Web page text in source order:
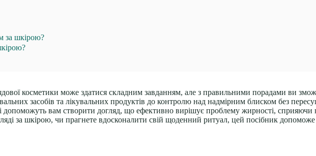
за шкірою?
косметики може здатися складним завданням, але з правильними порадами ви
засобів та лікувальних продуктів до контролю над надмірним блиском без
допоможуть вам створити догляд, що ефективно вирішує проблему жирності,
за шкірою, чи прагнете вдосконалити свій щоденний ритуал, цей посібник допоможе